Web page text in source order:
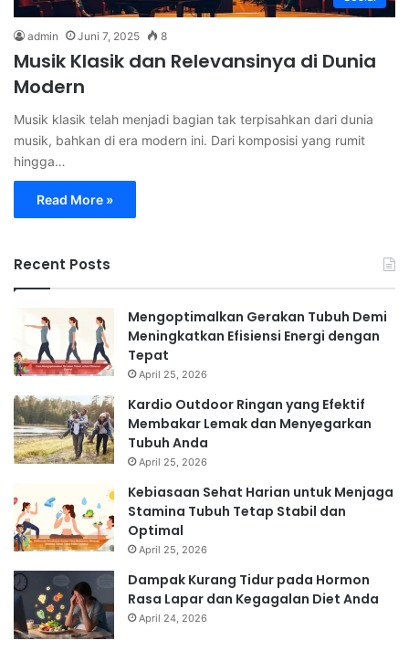
admin Juni 7, 2025 8
Musik Klasik dan Relevansinya di Dunia
Modern
Musik klasik telah menjadi bagian tak terpisahkan dari dunia
musik, bahkan di era modern ini. Dari komposisi yang rumit
hingga…
Read More »
Recent Posts
Mengoptimalkan Gerakan Tubuh Demi
Meningkatkan Efisiensi Energi dengan
Tepat
April 25, 2026
Kardio Outdoor Ringan yang Efektif
Membakar Lemak dan Menyegarkan
Tubuh Anda
April 25, 2026
Kebiasaan Sehat Harian untuk Menjaga
Stamina Tubuh Tetap Stabil dan
Optimal
April 25, 2026
Dampak Kurang Tidur pada Hormon
Rasa Lapar dan Kegagalan Diet Anda
April 24, 2026